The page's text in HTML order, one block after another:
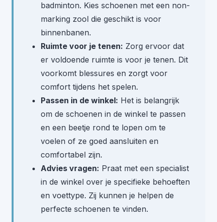
badminton. Kies schoenen met een non-
marking zool die geschikt is voor
binnenbanen.
Ruimte voor je tenen: Zorg ervoor dat
er voldoende ruimte is voor je tenen. Dit
voorkomt blessures en zorgt voor
comfort tijdens het spelen.
Passen in de winkel: Het is belangrijk
om de schoenen in de winkel te passen
en een beetje rond te lopen om te
voelen of ze goed aansluiten en
comfortabel zijn.
Advies vragen: Praat met een specialist
in de winkel over je specifieke behoeften
en voettype. Zij kunnen je helpen de
perfecte schoenen te vinden.